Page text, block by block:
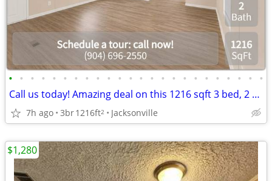
• • • • • • • • • • • • • • • • • • • • • • • •
Call us today! Amazing deal on this 1216 sqft 3 bed, 2 bath!
7h ago 3br1216ft2 Jacksonville
$1,280